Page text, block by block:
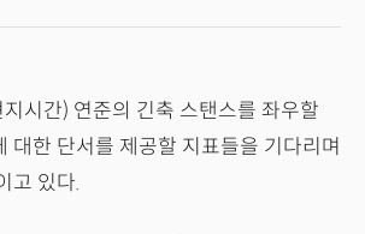
시간) 연준의 긴축 스탠스를 좌우할
대한 단서를 제공할 지표들을 기다리며
고 있다.